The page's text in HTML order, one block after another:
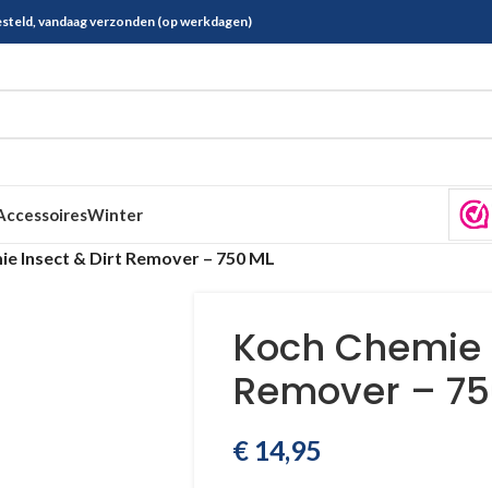
vandaag verzonden (op werkdagen)
Winter
Insect & Dirt Remover – 750 ML
Koch
Remover –
€14,95